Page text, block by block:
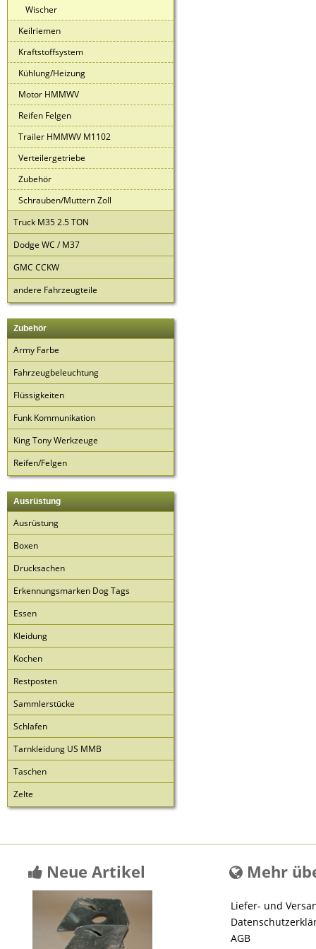
Wischer
Keilriemen
Kraftstoffsystem
Kühlung/Heizung
Motor HMMWV
Reifen Felgen
Trailer HMMWV M1102
Verteilergetriebe
Zubehör
Schrauben/Muttern Zoll
Truck M35 2.5 TON
Dodge WC / M37
GMC CCKW
andere Fahrzeugteile
Zubehör
Army Farbe
Fahrzeugbeleuchtung
Flüssigkeiten
Funk Kommunikation
King Tony Werkzeuge
Reifen/Felgen
Ausrüstung
Ausrüstung
Boxen
Drucksachen
Erkennungsmarken Dog Tags
Essen
Kleidung
Kochen
Restposten
Sammlerstücke
Schlafen
Tarnkleidung US MMB
Taschen
Zelte
Neue Artikel Mehr
Liefer- und
AGB